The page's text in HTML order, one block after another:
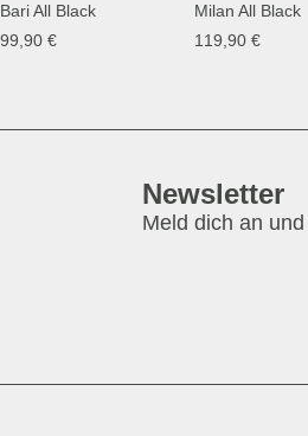
Bari All Black
99,90 €
Milan All Black
119,90 €
Newsletter
Meld dich an